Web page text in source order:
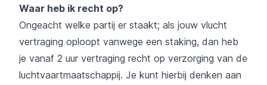
Waar heb ik recht op?
Ongeacht welke partij er staakt; als jouw vlucht
vertraging oploopt vanwege een staking, dan heb
je vanaf 2 uur vertraging recht op verzorging van de
luchtvaartmaatschappij. Je kunt hierbij denken aan